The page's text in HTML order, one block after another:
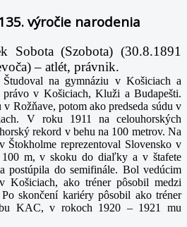
výročie narodenia
Sobota (Szobota) (30.8.1891
– atlét, právnik.
Študoval na gymnáziu v Košiciach a
právo v Košiciach, Kluži a Budapešti.
v Rožňave, potom ako predseda súdu v
V roku 1911 na celouhorských
rekord v behu na 100 metrov. Na
Štokholme reprezentoval Slovensko v
m, v skoku do diaľky a v štafete
postúpila do semifinále. Bol vedúcim
Košiciach, ako tréner pôsobil medzi
skončení kariéry pôsobil ako tréner
KAC, v rokoch 1920 – 1921 mu